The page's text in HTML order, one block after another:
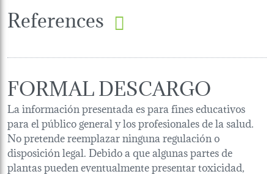
References
FORMAL DESCARGO
La información presentada es para fines educativos
para el público general y los profesionales de la salud.
No pretende reemplazar ninguna regulación o
disposición legal. Debido a que algunas partes de
plantas pueden eventualmente presentar toxicidad,